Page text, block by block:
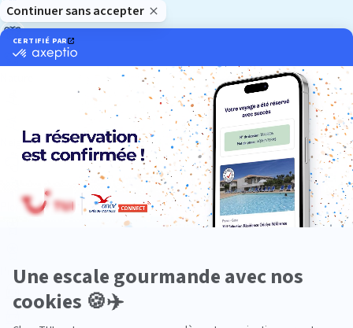
Luxe
Neige
Plongée
Premium